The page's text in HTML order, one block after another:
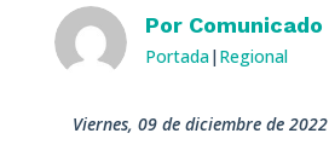
Por Comunicado
Portada| Regional
viernes, 09 de diciembre de 2022